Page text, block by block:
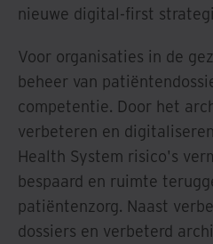
nieuwe digital-first
Voor organisaties in de
beheer van
competentie. Door het
verbeteren en
Health System risico's
bespaard en ruimte
patiëntenzorg. Naast
dossiers en verbeterd